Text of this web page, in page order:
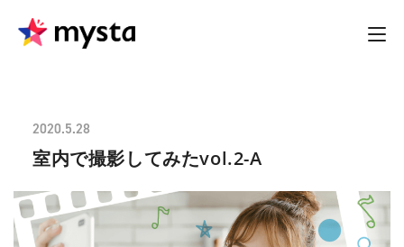
2020.5.28
室内で撮影してみたvol.2-A